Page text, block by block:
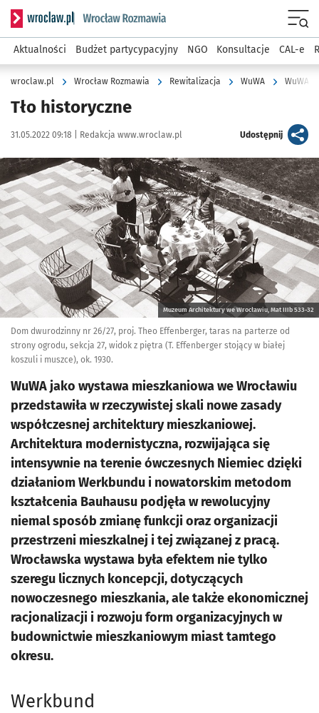
Serwis informacyjny wroclaw.pl podserwis: Rozmawia
Aktualności Budżet partycypacyjny NGO Konsultacje CAL-e
wroclaw.pl Wrocław Rozmawia Rewitalizacja WuWA WuWA
Tło historyczne
Data publikacji:
31.05.2022 09:18 | Autor:
Redakcja www.wroclaw.pl Udostępnijartykuł
Kliknij, aby powiększyć
Muzeum Architektury we Wrocławiu, Mat IIIb 533-32
Dom dwurodzinny nr 26/27, proj. Theo Effenberger, taras na parterze od
strony ogrodu, sekcja 27, widok z piętra (T. Effenberger stojący w białej
koszuli i muszce), ok. 1930.
WuWA jako wystawa mieszkaniowa we Wrocławiu
przedstawiła w rzeczywistej skali nowe zasady
współczesnej architektury mieszkaniowej.
Architektura modernistyczna, rozwijająca się
intensywnie na terenie ówczesnych Niemiec dzięki
działaniom Werkbundu i nowatorskim metodom
kształcenia Bauhausu podjęła w rewolucyjny
niemal sposób zmianę funkcji oraz organizacji
przestrzeni mieszkalnej i tej związanej z pracą.
Wrocławska wystawa była efektem nie tylko
szeregu licznych koncepcji, dotyczących
nowoczesnego mieszkania, ale także ekonomicznej
racjonalizacji i rozwoju form organizacyjnych w
budownictwie mieszkaniowym miast tamtego
okresu.
Werkbund